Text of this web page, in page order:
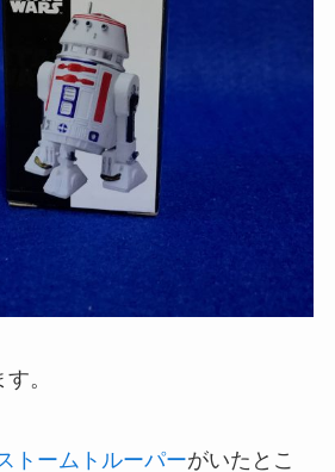
。
トームトルーパーがいたとこ